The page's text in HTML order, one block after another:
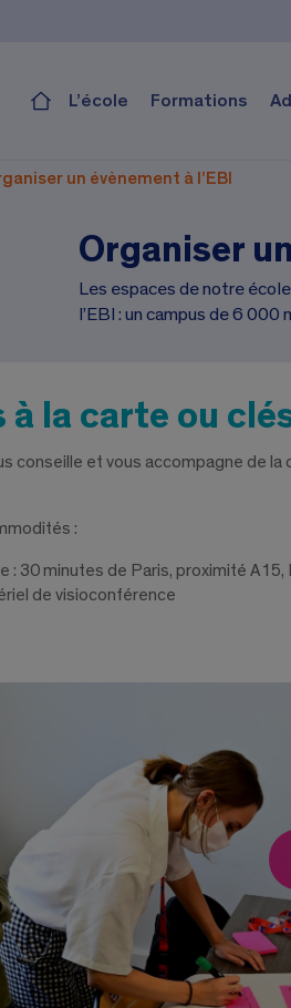
L’école Formations
un évènement à l’EBI
Organiser
Les espaces de notre
l’EBI : un campus de 6
la carte ou
conseille et vous accompagne de
:
30 minutes de Paris, proximité A15,
de visioconférence